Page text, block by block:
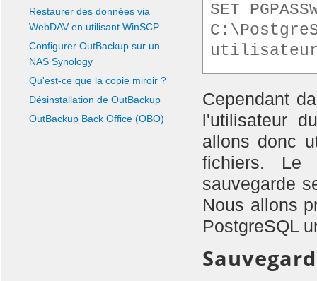
SET
Cependant
l'utilisateur
allons donc
fichiers. Le
sauvegarde
Nous allons
PostgreSQL
Restaurer des données via
WebDAV en utilisant WinSCP
Configurer OutBackup sur un
NAS Synology
Qu'est-ce que la copie miroir ?
Désinstallation de OutBackup
OutBackup Back Office (OBO)